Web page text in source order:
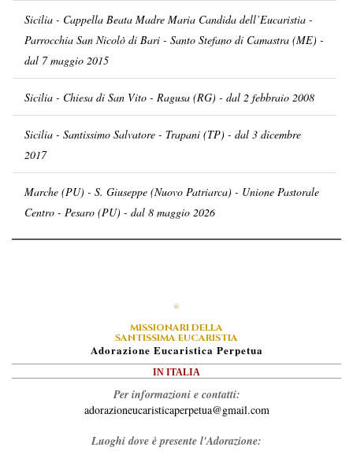
Sicilia - Cappella Beata Madre Maria Candida dell’Eucaristia -
Parrocchia San Nicolò di Bari - Santo Stefano di Camastra (ME) -
dal 7 maggio 2015
Sicilia - Chiesa di San Vito - Ragusa (RG) - dal 2 febbraio 2008
Sicilia - Santissimo Salvatore - Trapani (TP) - dal 3 dicembre
2017
Marche (PU) - S. Giuseppe (Nuovo Patriarca) - Unione Pastorale
Centro - Pesaro (PU) - dal 8 maggio 2026
MISSIONARI DELLA
SANTISSIMA EUCARISTIA
ADorazione EUcaristica PErpetua
IN ITALIA
Per informazioni e contatti:
adorazioneucaristicaperpetua@gmail.com
Luoghi dove è presente l'Adorazione: